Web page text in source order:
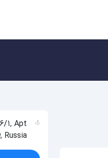
1, Apt
Russia